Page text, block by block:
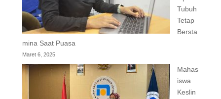
Tubuh
Tetap
Bersta
mina Saat Puasa
Maret 6, 2025
Mahas
iswa
Keslin